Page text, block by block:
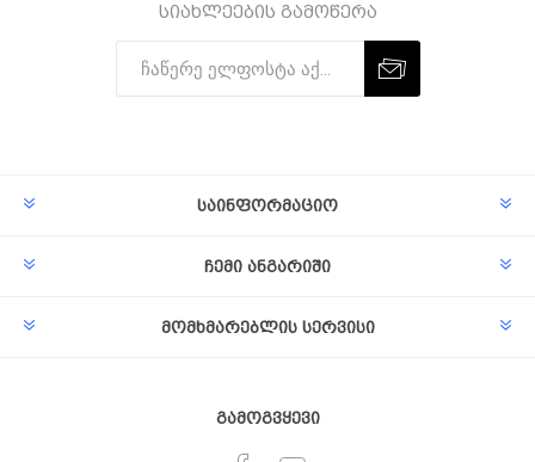
სიახლეების გამოწერა
საინფორმაციო
ჩემი ანგარიში
მომხმარებლის სერვისი
გამოგვყევი